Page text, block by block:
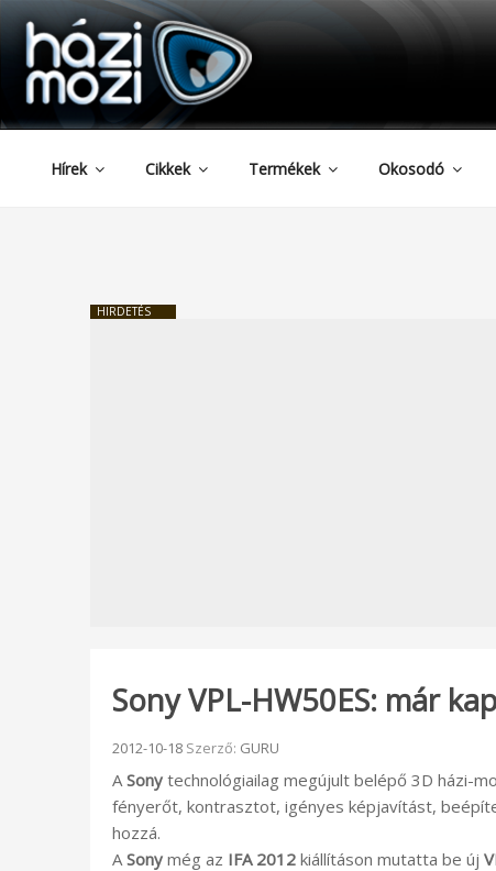
Tartalomhoz
HAZIMOZI
Hírek Cikkek Termékek Okosodó
HIRDETÉS
Sony VPL-HW50ES: már
Beküldve:
2012-10-18 Szerző: GURU
A Sony technológiailag megújult belépő 3D házi-
fényerőt, kontrasztot, igényes képjavítást,
hozzá.
A Sony még az IFA 2012 kiállításon mutatta be új